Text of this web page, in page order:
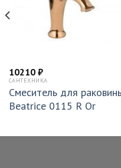
10210 ₽
САНТЕХНИКА
Смеситель для
Beatrice 0115 R Or